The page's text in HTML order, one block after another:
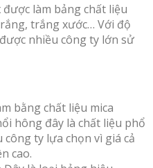
được làm bảng chất liệu
trắng xước… Với độ
nhiều công ty lớn sử
bằng chất liệu mica
hông đây là chất liệu phổ
ty lựa chọn vì giá cả
cao.